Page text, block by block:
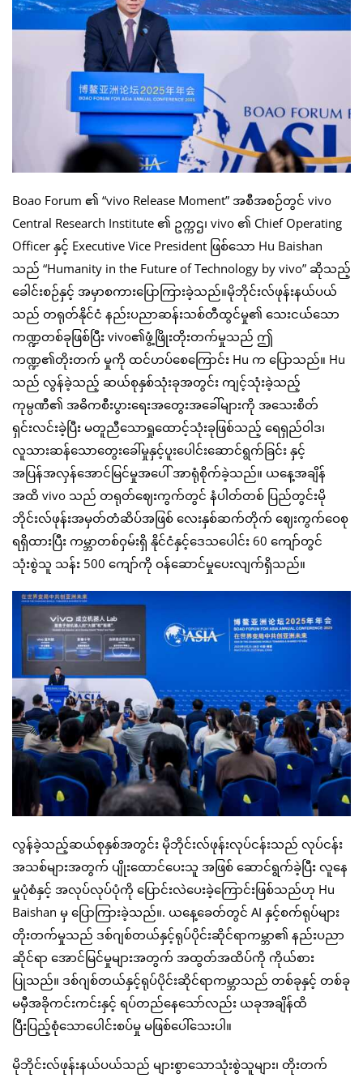
Boao Forum ၏ “vivo Release Moment” အစီအစဉ်တွင် vivo
Central Research Institute ၏ ဥက္ကဌ၊ vivo ၏ Chief Operating
Officer နှင့် Executive Vice President ဖြစ်သော Hu Baishan
သည် “Humanity in the Future of Technology by vivo” ဆိုသည့်
ခေါင်းစဉ်နှင့် အမှာစကားပြောကြားခဲ့သည်။မိုဘိုင်းလ်ဖုန်းနယ်ပယ်
သည် တရုတ်နိုင်ငံ နည်းပညာဆန်းသစ်တီထွင်မှု၏ သေးငယ်သော
ကဏ္ဍတစ်ခုဖြစ်ပြီး vivo၏ဖွံ့ဖြိုးတိုးတက်မှုသည် ဤ
ကဏ္ဍ၏တိုးတက် မှုကို ထင်ဟပ်စေကြောင်း Hu က ပြောသည်။ Hu
သည် လွန်ခဲ့သည့် ဆယ်စုနှစ်သုံးခုအတွင်း ကျင့်သုံးခဲ့သည့်
ကုမ္ပဏီ၏ အဓိကစီးပွားရေးအတွေးအခေါ်များကို အသေးစိတ်
ရှင်းလင်းခဲ့ပြီး မတူညီသောရှုထောင့်သုံးခုဖြစ်သည့် ရေရှည်ဝါဒ၊
လူသားဆန်သောတွေးခေါ်မှုနှင့်ပူးပေါင်းဆောင်ရွက်ခြင်း နှင့်
အပြန်အလှန်အောင်မြင်မှုအပေါ် အာရုံစိုက်ခဲ့သည်။ ယနေ့အချိန်
အထိ vivo သည် တရုတ်ဈေးကွက်တွင် နံပါတ်တစ် ပြည်တွင်းမို
ဘိုင်းလ်ဖုန်းအမှတ်တံဆိပ်အဖြစ် လေးနှစ်ဆက်တိုက် ဈေးကွက်ဝေစု
ရရှိထားပြီး ကမ္ဘာတစ်ဝှမ်းရှိ နိုင်ငံနှင့်ဒေသပေါင်း 60 ကျော်တွင်
သုံးစွဲသူ သန်း 500 ကျော်ကို ဝန်ဆောင်မှုပေးလျက်ရှိသည်။
လွန်ခဲ့သည့်ဆယ်စုနှစ်အတွင်း မိုဘိုင်းလ်ဖုန်းလုပ်ငန်းသည် လုပ်ငန်း
အသစ်များအတွက် ပျိုးထောင်ပေးသူ အဖြစ် ဆောင်ရွက်ခဲ့ပြီး လူနေ
မှုပုံစံနှင့် အလုပ်လုပ်ပုံကို ပြောင်းလဲပေးခဲ့ကြောင်းဖြစ်သည်ဟု Hu
Baishan မှ ပြောကြားခဲ့သည်။. ယနေ့ခေတ်တွင် AI နှင့်စက်ရုပ်များ
တိုးတက်မှုသည် ဒစ်ဂျစ်တယ်နှင့်ရုပ်ပိုင်းဆိုင်ရာကမ္ဘာ၏ နည်းပညာ
ဆိုင်ရာ အောင်မြင်မှုများအတွက် အထွတ်အထိပ်ကို ကိုယ်စား
ပြုသည်။ ဒစ်ဂျစ်တယ်နှင့်ရုပ်ပိုင်းဆိုင်ရာကမ္ဘာသည် တစ်ခုနှင့် တစ်ခု
မမှီအခိုကင်းကင်းနှင့် ရပ်တည်နေသော်လည်း ယခုအချိန်ထိ
ပြီးပြည့်စုံသောပေါင်းစပ်မှု မဖြစ်ပေါ်သေးပါ။
မိုဘိုင်းလ်ဖုန်းနယ်ပယ်သည် များစွာသောသုံးစွဲသူများ၊ တိုးတက်